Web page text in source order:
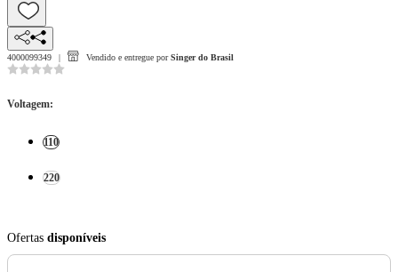
4000099349 Vendido e entregue por Singer do Brasil
Voltagem:
110
220
Ofertas disponíveis